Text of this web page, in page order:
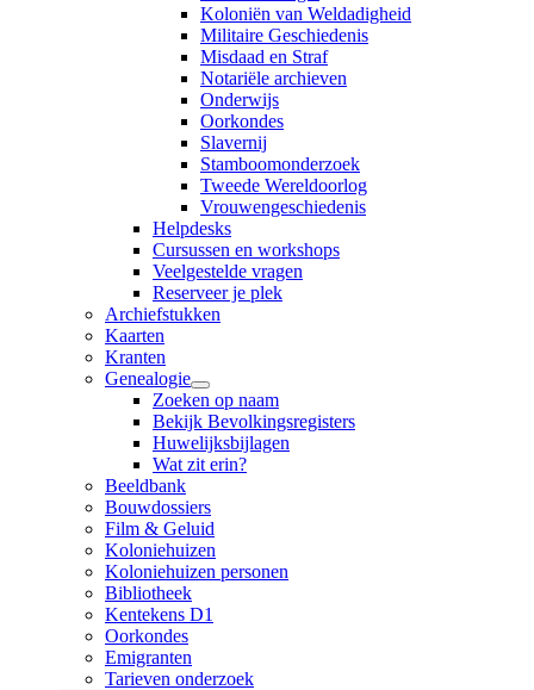
Koloniën van Weldadigheid
Militaire Geschiedenis
Misdaad en Straf
Notariële archieven
Onderwijs
Oorkondes
Slavernij
Stamboomonderzoek
Tweede Wereldoorlog
Vrouwengeschiedenis
Helpdesks
Cursussen en workshops
Veelgestelde vragen
Reserveer je plek
Archiefstukken
Kaarten
Kranten
Genealogie
Zoeken op naam
Bekijk Bevolkingsregisters
Huwelijksbijlagen
Wat zit erin?
Beeldbank
Bouwdossiers
Film & Geluid
Koloniehuizen
Koloniehuizen personen
Bibliotheek
Kentekens D1
Oorkondes
Emigranten
Tarieven onderzoek